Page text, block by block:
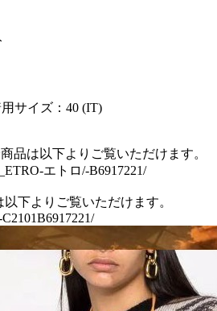
サイズ：40 (IT)
品は以下よりご覧いただけます。
エトロ/-B6917221/
下よりご覧いただけます。